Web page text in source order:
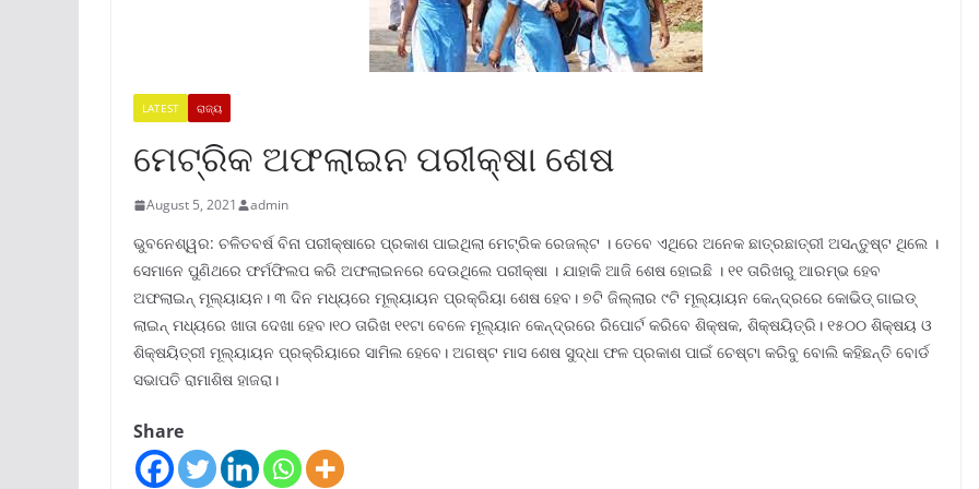
LATEST ରାଜ୍ୟ
ମେଟ୍ରିକ ଅଫଲାଇନ ପରୀକ୍ଷା ଶେଷ
August 5, 2021 admin
ଭୁବନେଶ୍ୱର: ଚଳିତବର୍ଷ ବିନା ପରୀକ୍ଷାରେ ପ୍ରକାଶ ପାଇଥିଲା ମେଟ୍ରିକ ରେଜଲ୍ଟ । ତେବେ ଏଥିରେ ଅନେକ ଛାତ୍ରଛାତ୍ରୀ ଅସନ୍ତୁଷ୍ଟ ଥିଲେ ।
ସେମାନେ ପୁଣିଥରେ ଫର୍ମଫିଲପ କରି ଅଫଲାଇନରେ ଦେଉଥିଲେ ପରୀକ୍ଷା । ଯାହାକି ଆଜି ଶେଷ ହୋଇଛି । ୧୧ ତାରିଖରୁ ଆରମ୍ଭ ହେବ
ଅଫଲାଇନ୍ ମୂଲ୍ୟାୟନ। ୩ ଦିନ ମଧ୍ୟରେ ମୂଲ୍ୟାୟନ ପ୍ରକ୍ରିୟା ଶେଷ ହେବ। ୭ଟି ଜିଲ୍ଲାର ୯ଟି ମୂଲ୍ୟାୟନ କେନ୍ଦ୍ରରେ କୋଭିଡ୍ ଗାଇଡ୍
ଲାଇନ୍ ମଧ୍ୟରେ ଖାତା ଦେଖା ହେବ।୧୦ ତାରିଖ ୧୧ଟା ବେଳେ ମୂଲ୍ୟାନ କେନ୍ଦ୍ରରେ ରିପୋର୍ଟ କରିବେ ଶିକ୍ଷକ, ଶିକ୍ଷୟିତ୍ରି। ୧୫୦୦ ଶିକ୍ଷୟ ଓ
ଶିକ୍ଷୟିତ୍ରୀ ମୂଲ୍ୟାୟନ ପ୍ରକ୍ରିୟାରେ ସାମିଲ ହେବେ। ଅଗଷ୍ଟ ମାସ ଶେଷ ସୁଦ୍ଧା ଫଳ ପ୍ରକାଶ ପାଇଁ ଚେଷ୍ଟା କରିବୁ ବୋଲି କହିଛନ୍ତି ବୋର୍ଡ
ସଭାପତି ରାମାଶିଷ ହାଜରା।
Share